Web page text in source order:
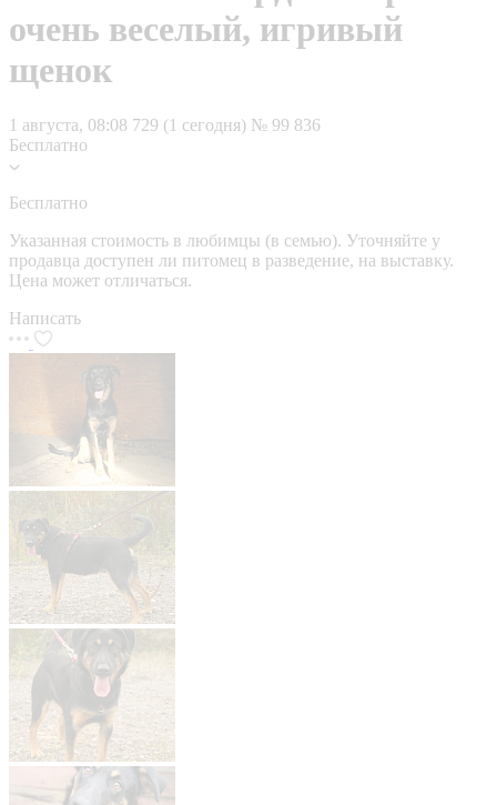
очень веселый, игривый
щенок
1 августа, 08:08 729 (1 сегодня) № 99 836
Бесплатно
Бесплатно
Указанная стоимость в любимцы (в семью). Уточняйте у
продавца доступен ли питомец в разведение, на выставку.
Цена может отличаться.
Написать